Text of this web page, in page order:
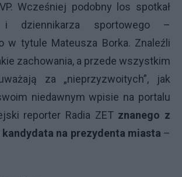
Wcześniej podobny los spotkał
i dziennikarza sportowego –
w tytule Mateusza Borka. Znaleźli
zachowania, a przede wszystkim
za „nieprzyzwoitych”, jak
niedawnym wpisie na portalu
reporter Radia ZET znanego z
na prezydenta miasta –